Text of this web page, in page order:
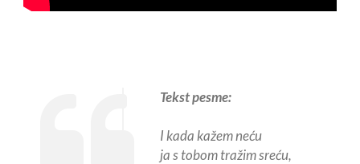
Tekst pesme:
I kada kažem neću
ja s tobom tražim sreću,